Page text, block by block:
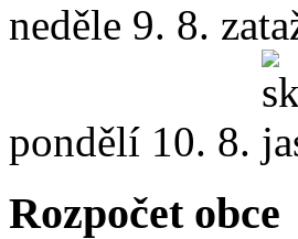
neděle 9. 8.
pondělí 10. 8.
Rozpočet obce